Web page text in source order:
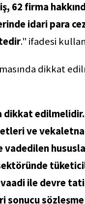
62 firma
idari para
." ifadesi
dikkat
dikkat
ve
ile devre